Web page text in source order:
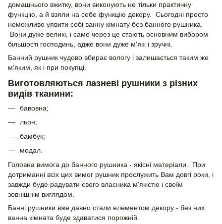
домашнього вжитку, вони виконують не тільки практичну
функцію, а й взяли на себе функцію декору. Сьогодні просто
неможливо уявити собі ванну кімнату без банного рушника.
Вони дуже великі, і саме через це стають основним вибором
більшості господинь, адже вони дуже м'які і зручні.
Банний рушник чудово вбирає вологу і залишається таким же
м'яким, як і при покупці.
Виготовляються лазневі рушники з різних
видів тканини:
бавовна;
льон;
бамбук;
модал.
Головна вимога до банного рушника - якісні матеріали. При
дотриманні всіх цих вимог рушник прослужить Вам довгі роки, і
завжди буде радувати свого власника м'якістю і своїм
зовнішнім виглядом.
Банні рушники вже давно стали елементом декору - без них
ванна кімната буде здаватися порожній.